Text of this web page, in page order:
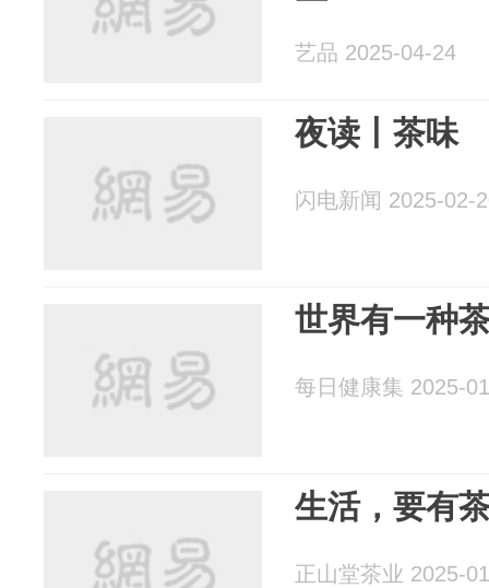
艺品 2025-04-24
夜读丨茶味
闪电新闻 2025-02-
世界有一种
每日健康集 2025-
生活，要有
正山堂茶业 2025-